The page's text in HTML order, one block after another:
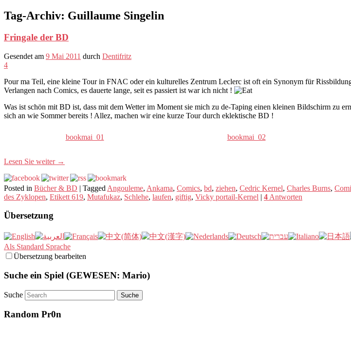
Tag-Archiv: Guillaume Singelin
Fringale der BD
Gesendet am 9 Mai 2011 durch Dentifritz
4
Pour ma Teil, eine kleine Tour in FNAC oder ein kulturelles Zentrum Leclerc ist oft ein Synonym für
Verlangen nach Comics, es dauerte lange, seit es passiert ist war ich nicht !
Was ist schön mit BD ist, dass mit dem Wetter im Moment sie mich zu de-Taping einen kleinen Bildschirm zu
sich an wie Sommer bereits ! Allez, machen wir eine kurze Tour durch eklektische BD !
bookmai_01 bookmai_02
Lesen Sie weiter →
Posted in Bücher & BD | Tagged Angouleme, Ankama, Comics, bd, ziehen, Cedric Kernel, Charles Burns,
des Zyklopen, Etikett 619, Mutafukaz, Schlehe, laufen, giftig, Vicky portail-Kernel | 4 Antworten
Übersetzung
Als Standard Sprache
Übersetzung bearbeiten
Suche ein Spiel (GEWESEN: Mario)
Suche
Random Pr0n